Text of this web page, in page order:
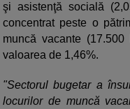
şi asistenţă socială
concentrat peste o
muncă vacante
valoarea de 1,46%.
"Sectorul bugetar a
locurilor de muncă